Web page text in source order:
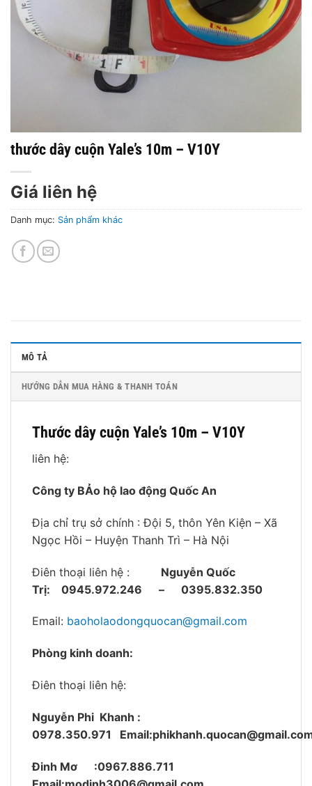
thước dây cuộn Yale’s 10m – V10Y
Giá liên hệ
Danh mục: Sản phẩm khác
MÔ TẢ
HƯỚNG DẪN MUA HÀNG & THANH TOÁN
Thước dây cuộn Yale’s 10m – V10Y
liên hệ:
Công ty BẢo hộ lao động Quốc An
Địa chỉ trụ sở chính : Đội 5, thôn Yên Kiện – Xã
Ngọc Hồi – Huyện Thanh Trì – Hà Nội
Điên thoại liên hệ : Nguyễn Quốc
Trị: 0945.972.246 – 0395.832.350
Email: baoholaodongquocan@gmail.com
Phòng kinh doanh:
Điên thoại liên hệ:
Nguyễn Phi Khanh :
0978.350.971
Đinh Mơ :0967.886.711